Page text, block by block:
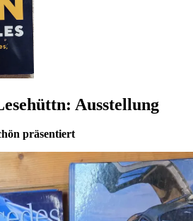
Ausstellung
präsentiert